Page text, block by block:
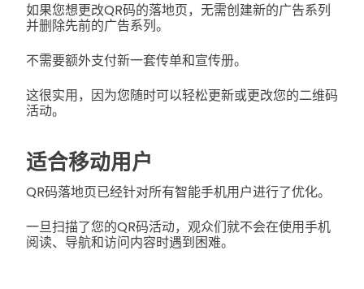
如果您想更改QR码的落地页，无需创建新的广告系列
并删除先前的广告系列。
不需要额外支付新一套传单和宣传册。
这很实用，因为您随时可以轻松更新或更改您的二维码
活动。
适合移动用户
QR码落地页已经针对所有智能手机用户进行了优化。
一旦扫描了您的QR码活动，观众们就不会在使用手机
阅读、导航和访问内容时遇到困难。